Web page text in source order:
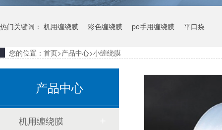
热门关键词： 机用缠绕膜 彩色缠绕膜 pe手用缠绕膜 平口袋
您的位置： 首页>产品中心>小缠绕膜
产品中心
机用缠绕膜